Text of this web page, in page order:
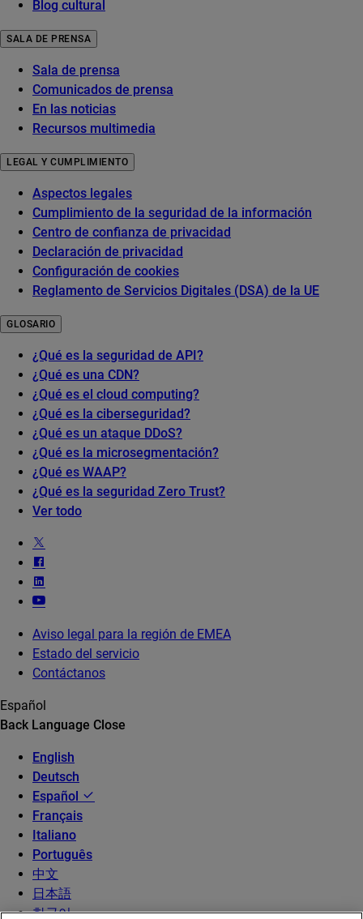
Blog cultural
SALA DE PRENSA
Sala de prensa
Comunicados de prensa
En las noticias
Recursos multimedia
LEGAL Y CUMPLIMIENTO
Aspectos legales
Cumplimiento de la seguridad de la información
Centro de confianza de privacidad
Declaración de privacidad
Configuración de cookies
Reglamento de Servicios Digitales (DSA) de la UE
GLOSARIO
¿Qué es la seguridad de API?
¿Qué es una CDN?
¿Qué es el cloud computing?
¿Qué es la ciberseguridad?
¿Qué es un ataque DDoS?
¿Qué es la microsegmentación?
¿Qué es WAAP?
¿Qué es la seguridad Zero Trust?
Ver todo
Aviso legal para la región de EMEA
Estado del servicio
Contáctanos
Español
Back Language Close
English
Deutsch
Español
Français
Italiano
Português
中文
日本語
한국어